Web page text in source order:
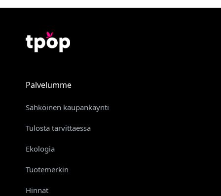
Palvelumme
Sähköinen kaupankäynti
Tulosta tarvittaessa
Ekologia
Tuotemerkin
Hinnat